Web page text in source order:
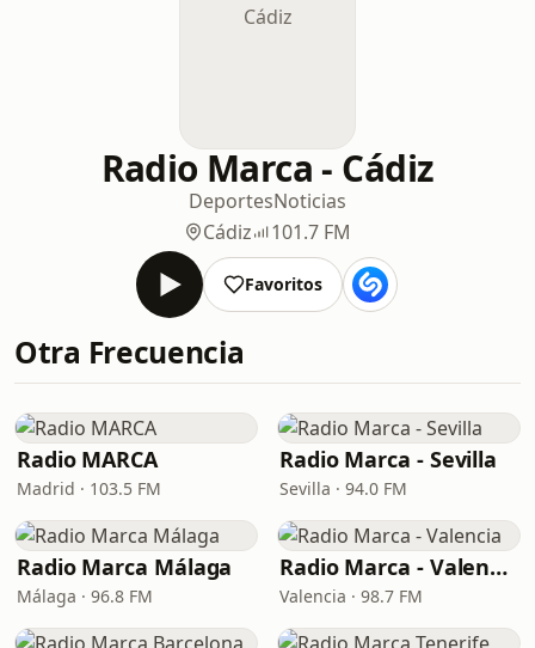
Radio Marca - Cádiz
DeportesNoticias
Cádiz
101.7 FM
Favoritos
Otra Frecuencia
Radio MARCA
Madrid · 103.5 FM
Radio Marca - Sevilla
Sevilla · 94.0 FM
Radio Marca Málaga
Málaga · 96.8 FM
Radio Marca - Valencia
Valencia · 98.7 FM